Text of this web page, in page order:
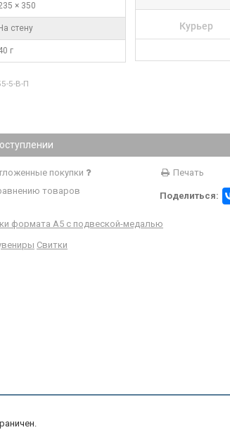
× 350
На стену
г
Курьер
5-В-П
покупки
Печать
товаров
Поделиться:
формата А5 с подвеской-медалью
Свитки